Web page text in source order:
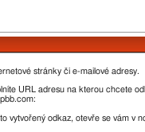
stránky či e-mailové adresy.
URL adresu na kterou chcete
vytvořený odkaz, otevře se vám v